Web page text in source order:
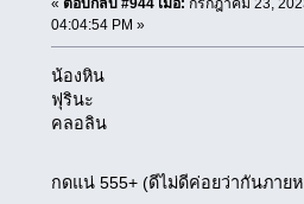
« ตอบกลับ #944 เมื่อ: กรกฎาคม 23,
04:04:54 PM »
น้องหิน
ฟุรินะ
คลอลิน
กดแน่ 555+ (ดีไม่ดีค่อยว่ากันภา